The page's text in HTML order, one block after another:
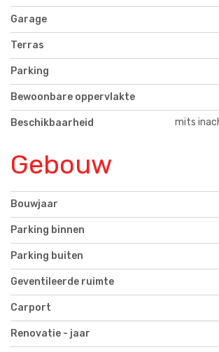
Garage
Terras
Parking
Bewoonbare oppervlakte
Beschikbaarheid mits
Gebouw
Bouwjaar
Parking binnen
Parking buiten
Geventileerde ruimte
Carport
Renovatie - jaar